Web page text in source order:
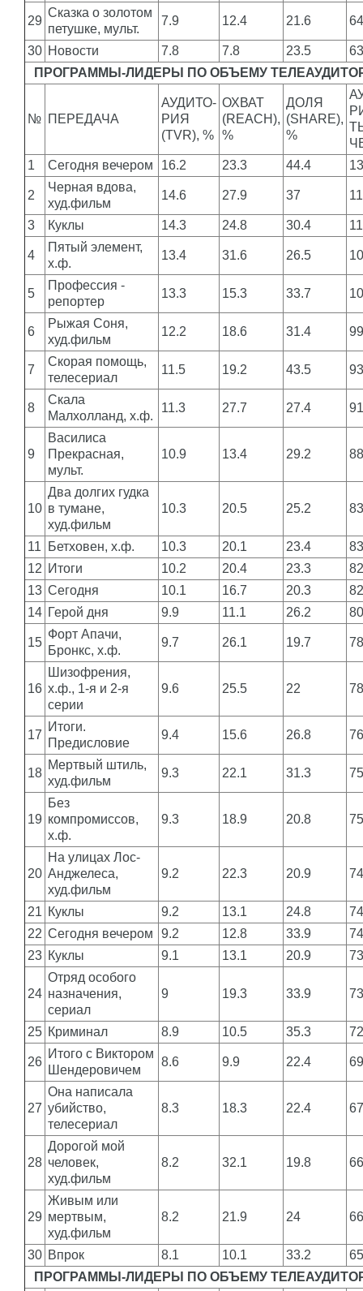
29
Сказка о золотом
петушке, мульт.
7.9 12.4 21.6
30 Новости 7.8 7.8 23.5
ПРОГРАММЫ-ЛИДЕРЫ ПО ОБЪЕМУ
№ ПЕРЕДАЧА
АУДИТО-
РИЯ
(TVR), %
ОХВАТ
(REACH),
%
ДОЛЯ
(SHARE),
%
1
Сегодня вечером 16.2 23.3 44.4
2
Черная вдова,
худ.фильм
14.6 27.9 37
3 Куклы 14.3 24.8 30.4
4
Пятый элемент,
х.ф.
13.4 31.6 26.5
5
Профессия -
репортер
13.3 15.3 33.7
6
Рыжая Соня,
худ.фильм
12.2 18.6 31.4
7
Скорая помощь,
телесериал
11.5 19.2 43.5
8
Скала
Малхолланд, х.ф.
11.3 27.7 27.4
9
Василиса
Прекрасная,
мульт.
10.9 13.4 29.2
10
Два долгих гудка
в тумане,
худ.фильм
10.3 20.5 25.2
11 Бетховен, х.ф. 10.3 20.1 23.4
12 Итоги 10.2 20.4 23.3
13 Сегодня 10.1 16.7 20.3
14 Герой дня 9.9 11.1 26.2
15
Форт Апачи,
Бронкс, х.ф.
9.7 26.1 19.7
16
Шизофрения,
х.ф., 1-я и 2-я
серии
9.6 25.5 22
17
Итоги.
Предисловие
9.4 15.6 26.8
18
Мертвый штиль,
худ.фильм
9.3 22.1 31.3
19
Без
компромиссов,
х.ф.
9.3 18.9 20.8
20
На улицах Лос-
Анджелеса,
худ.фильм
9.2 22.3 20.9
21 Куклы 9.2 13.1 24.8
22 Сегодня вечером 9.2 12.8 33.9
23 Куклы 9.1 13.1 20.9
24
Отряд особого
назначения,
сериал
9 19.3 33.9
25 Криминал 8.9 10.5 35.3
26
Итого с Виктором
Шендеровичем
8.6 9.9 22.4
27
Она написала
убийство,
телесериал
8.3 18.3 22.4
28
Дорогой мой
человек,
худ.фильм
8.2 32.1 19.8
29
Живым или
мертвым,
худ.фильм
8.2 21.9 24
30 Впрок 8.1 10.1 33.2
ПРОГРАММЫ-ЛИДЕРЫ ПО ОБЪЕМУ